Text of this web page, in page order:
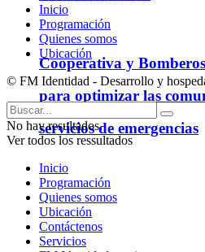
Cooperativa y
para optimizar las
servicios de emergencias
Inicio
Programación
Quienes somos
Ubicación
© FM Identidad - Desarrollo y
No hay resultados.
Ver todos los ressultados
Inicio
Programación
Quienes somos
Ubicación
Contáctenos
Servicios